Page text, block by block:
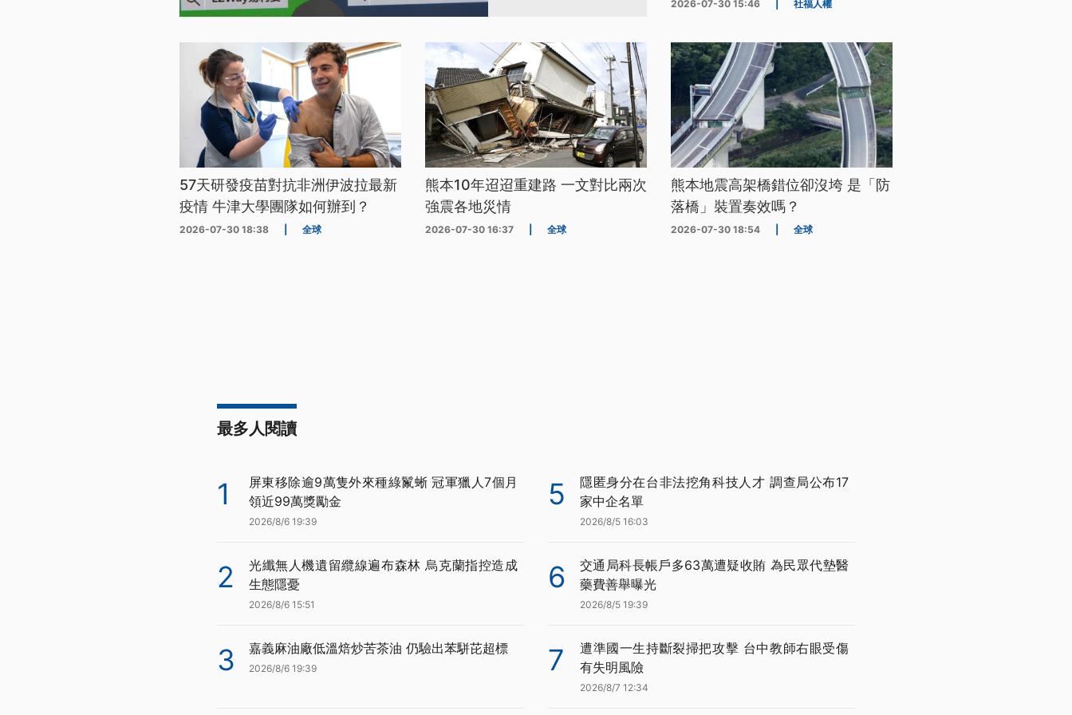
2026-07-30 15:46 社福人權
57天研發疫苗對抗非洲伊波拉最新
疫情 牛津大學團隊如何辦到？
2026-07-30 18:38 全球
熊本10年迢迢重建路 一文對比兩次
強震各地災情
2026-07-30 16:37 全球
熊本地震高架橋錯位卻沒垮 是「防
落橋」裝置奏效嗎？
2026-07-30 18:54 全球
最多人閱讀
1
屏東移除逾9萬隻外來種綠鬣蜥 冠軍獵人7個月
領近99萬獎勵金
2026/8/6 19:39
2
光纖無人機遺留纜線遍布森林 烏克蘭指控造成
生態隱憂
2026/8/6 15:51
3 嘉義麻油廠低溫焙炒苦茶油 仍驗出苯駢芘超標
2026/8/6 19:39
5
隱匿身分在台非法挖角科技人才 調查局公布17
家中企名單
2026/8/5 16:03
6
交通局科長帳戶多63萬遭疑收賄 為民眾代墊醫
藥費善舉曝光
2026/8/5 19:39
7
遭準國一生持斷裂掃把攻擊 台中教師右眼受傷
有失明風險
2026/8/7 12:34